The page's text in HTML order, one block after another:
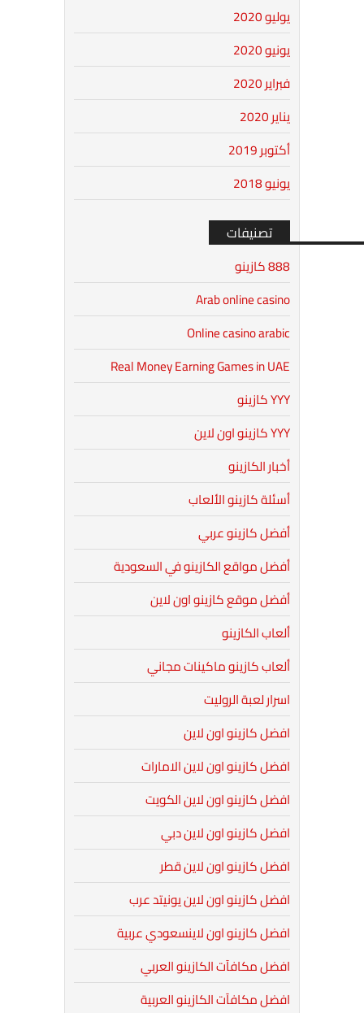
يوليو 2020
يونيو 2020
فبراير 2020
يناير 2020
أكتوبر 2019
يونيو 2018
تصنيفات
888 كازينو
Arab online casino
Online casino arabic
Real Money Earning Games in UAE
YYY كازينو
YYY كازينو اون لاين
أخبار الكازينو
أسئلة كازينو الألعاب
أفضل كازينو عربي
أفضل مواقع الكازينو في السعودية
أفضل موقع كازينو اون لاين
ألعاب الكازينو
ألعاب كازينو ماكينات مجاني
اسرار لعبة الروليت
افضل كازينو اون لاين
افضل كازينو اون لاين الامارات
افضل كازينو اون لاين الكويت
افضل كازينو اون لاين دبي
افضل كازينو اون لاين قطر
افضل كازينو اون لاين يونيتد عرب
افضل كازينو اون لاينسعودي عربية
افضل مكافآت الكازينو العربي
افضل مكافآت الكازينو العربية